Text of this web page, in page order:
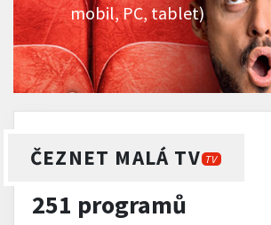
mobil, PC, tablet)
ČEZNET MALÁ TV TV
251 programů